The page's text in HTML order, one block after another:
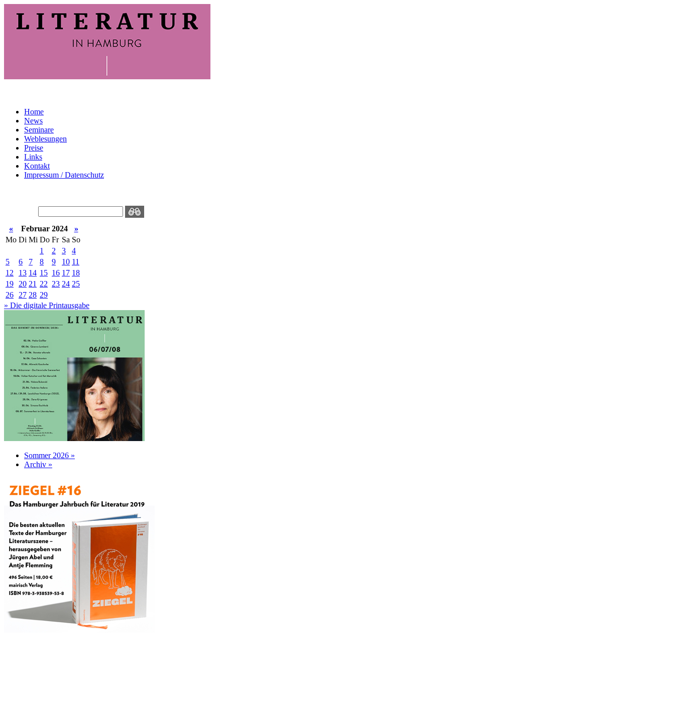
Home
News
Seminare
Weblesungen
Preise
Links
Kontakt
Impressum / Datenschutz
« Februar 2024
»
Mo Di Mi Do Fr Sa So
1
2 3
4
5
6 7 8 9 10 11
12
13 14 15 16 17 18
19
20 21 22 23 24 25
26
27 28 29
» Die digitale Printausgabe
Sommer 2026 »
Archiv »